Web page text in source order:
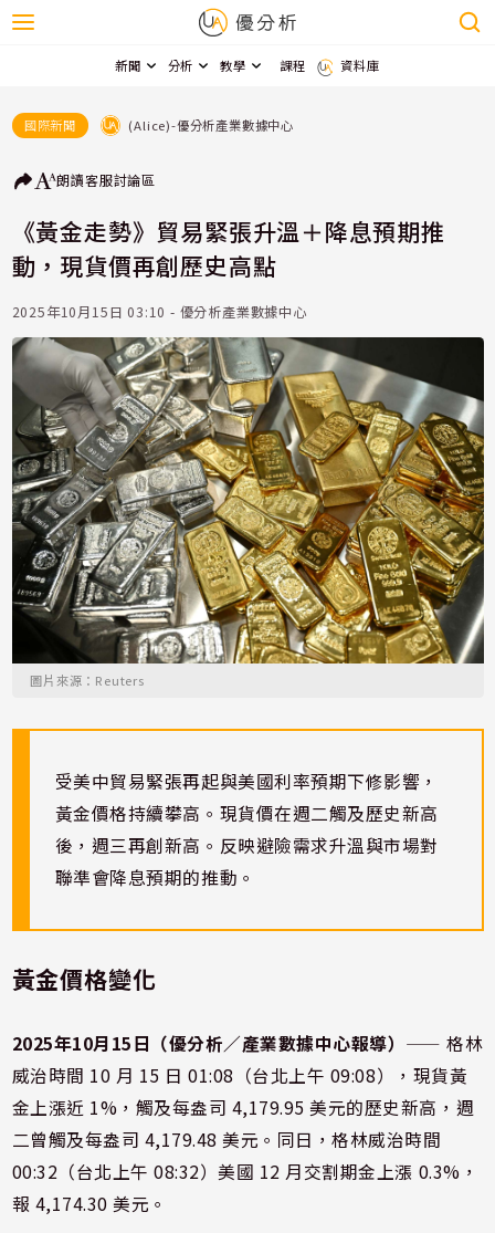
新聞 分析 教學 課程 資料庫
國際新聞 (Alice)-優分析產業數據中心
朗讀客服討論區
《黃金走勢》貿易緊張升溫＋降息預期推
動，現貨價再創歷史高點
2025年10月15日 03:10 - 優分析產業數據中心
圖片來源：Reuters
受美中貿易緊張再起與美國利率預期下修影響，
黃金價格持續攀高。現貨價在週二觸及歷史新高
後，週三再創新高。反映避險需求升溫與市場對
聯準會降息預期的推動。
黃金價格變化
2025年10月15日（優分析／產業數據中心報導） ⸺ 格林
威治時間 10 月 15 日 01:08（台北上午 09:08），現貨黃
金上漲近 1%，觸及每盎司 4,179.95 美元的歷史新高，週
二曾觸及每盎司 4,179.48 美元。同日，格林威治時間
00:32（台北上午 08:32）美國 12 月交割期金上漲 0.3%，
報 4,174.30 美元。